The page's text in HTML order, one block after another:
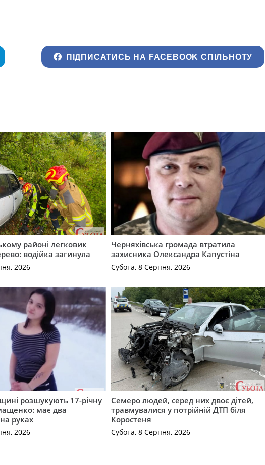
ПІДПИСАТИСЬ НА FACEBOOK СПІЛЬНОТУ
районі легковик
водійка загинула
2026
Черняхівська громада втратила
захисника Олександра Капустіна
Субота, 8 Серпня, 2026
розшукують 17-річну
має два
руках
2026
Семеро людей, серед них двоє дітей,
травмувалися у потрійній ДТП біля
Коростеня
Субота, 8 Серпня, 2026